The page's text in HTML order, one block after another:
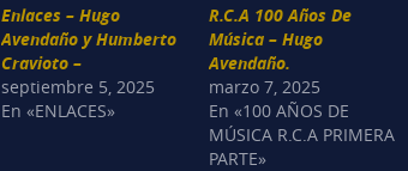
Enlaces – Hugo
Avendaño y Humberto
Cravioto –
septiembre 5, 2025
En «ENLACES»
R.C.A 100 Años De
Música – Hugo
Avendaño.
marzo 7, 2025
En «100 AÑOS DE
MÚSICA R.C.A PRIMERA
PARTE»